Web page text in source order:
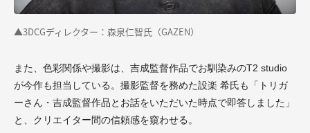
▲3DCGディレクター：森泉仁智氏（GAZEN）
また、色彩関係や撮影は、吉成監督作品でお馴染みのT2 studio
が今作も担当している。撮影監督を務めた設楽 希氏も「トリガ
ーさん・吉成監督作品とお話をいただいた時点で即答しました」
と、クリエイター間の信頼感を窺わせる。